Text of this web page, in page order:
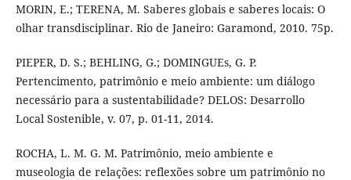
MORIN, E.; TERENA, M. Saberes globais e saberes locais: O
olhar transdisciplinar. Rio de Janeiro: Garamond, 2010. 75p.
PIEPER, D. S.; BEHLING, G.; DOMINGUEs, G. P.
Pertencimento, patrimônio e meio ambiente: um diálogo
necessário para a sustentabilidade? DELOS: Desarrollo
Local Sostenible, v. 07, p. 01-11, 2014.
ROCHA, L. M. G. M. Patrimônio, meio ambiente e
museologia de relações: reflexões sobre um patrimônio no